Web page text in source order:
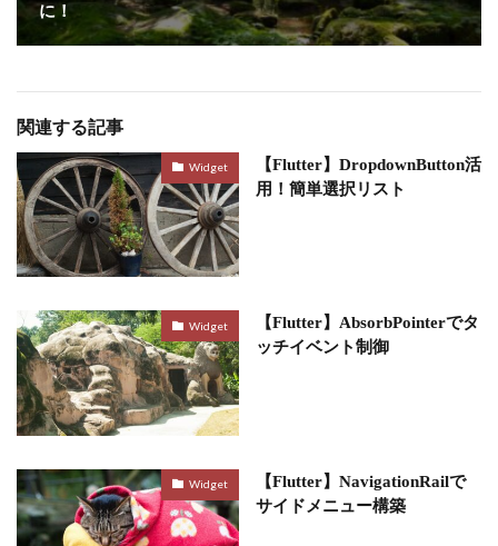
に！
関連する記事
Widget
【Flutter】DropdownButton活
用！簡単選択リスト
Widget
【Flutter】AbsorbPointerでタ
ッチイベント制御
Widget
【Flutter】NavigationRailで
サイドメニュー構築